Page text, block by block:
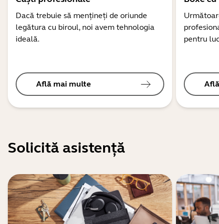
Dacă trebuie să mențineți de oriunde
legătura cu biroul, noi avem tehnologia
ideală.
Află mai multe
pentru
Solicită asistență